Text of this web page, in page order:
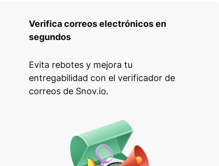
Verifica correos electrónicos en
segundos
Evita rebotes y mejora tu
entregabilidad con el verificador de
correos de Snov.io.